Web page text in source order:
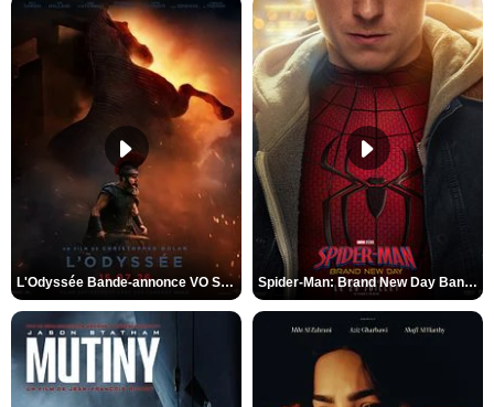
L'Odyssée Bande-annonce VO STFR Spider-Man: Brand New Day Bande-annonce VO STFR